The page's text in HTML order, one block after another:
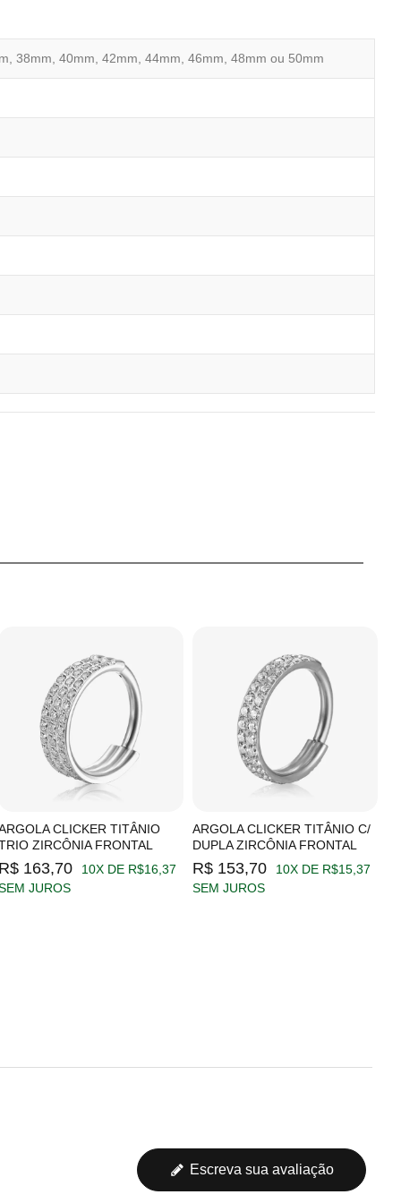
38mm, 40mm, 42mm, 44mm, 46mm, 48mm ou 50mm
CLICKER TITÂNIO
ZIRCÔNIA FRONTAL
163,70
10X DE R$16,37
JUROS
ARGOLA CLICKER TITÂNIO C/
DUPLA ZIRCÔNIA FRONTAL
R$ 153,70
10X DE R$15,37
SEM JUROS
Escreva sua avaliação